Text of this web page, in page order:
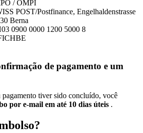
/ OMPI
POST/Postfinance, Engelhaldenstrasse
Berna
0900 0000 1200 5000 8
de pagamento e um
pagamento tiver sido concluído, você
por e-mail em até 10 dias úteis .